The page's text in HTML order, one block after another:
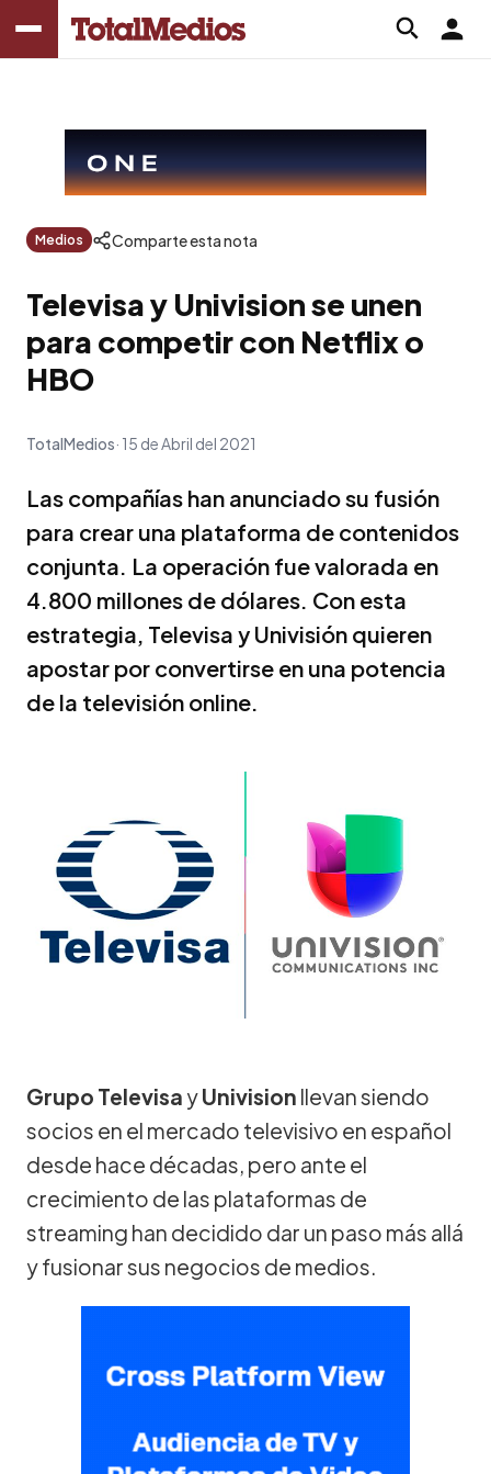
Medios Comparte esta nota
Televisa y Univision se unen
para competir con Netflix o
HBO
TotalMedios 15 de Abril del 2021
Las compañías han anunciado su fusión
para crear una plataforma de contenidos
conjunta. La operación fue valorada en
4.800 millones de dólares. Con esta
estrategia, Televisa y Univisión quieren
apostar por convertirse en una potencia
de la televisión online.
Grupo Televisa yUnivision llevan siendo
socios en el mercado televisivo en español
desde hace décadas, pero ante el
crecimiento de las plataformas de
streaming han decidido dar un paso más allá
y fusionar sus negocios de medios.